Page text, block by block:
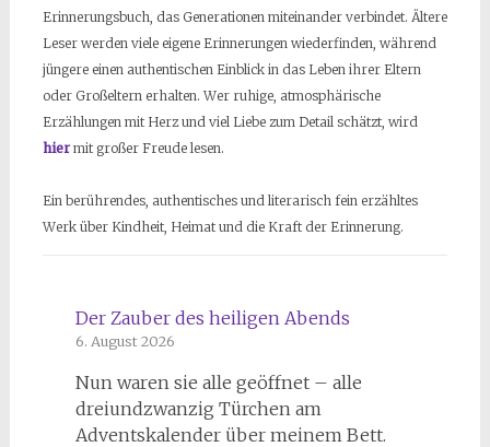
Erinnerungsbuch, das Generationen miteinander verbindet. Ältere
Leser werden viele eigene Erinnerungen wiederfinden, während
jüngere einen authentischen Einblick in das Leben ihrer Eltern
oder Großeltern erhalten. Wer ruhige, atmosphärische
Erzählungen mit Herz und viel Liebe zum Detail schätzt, wird
hiermit großer Freude lesen.
Ein berührendes, authentisches und literarisch fein erzähltes
Werk über Kindheit, Heimat und die Kraft der Erinnerung.
Der Zauber des heiligen Abends
6. August 2026
Nun waren sie alle geöffnet – alle
dreiundzwanzig Türchen am
Adventskalender über meinem Bett.